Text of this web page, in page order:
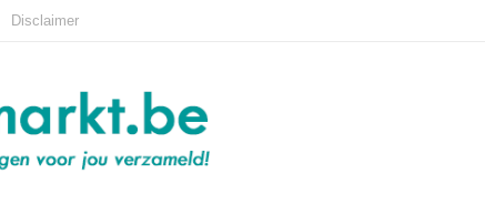
Disclaimer